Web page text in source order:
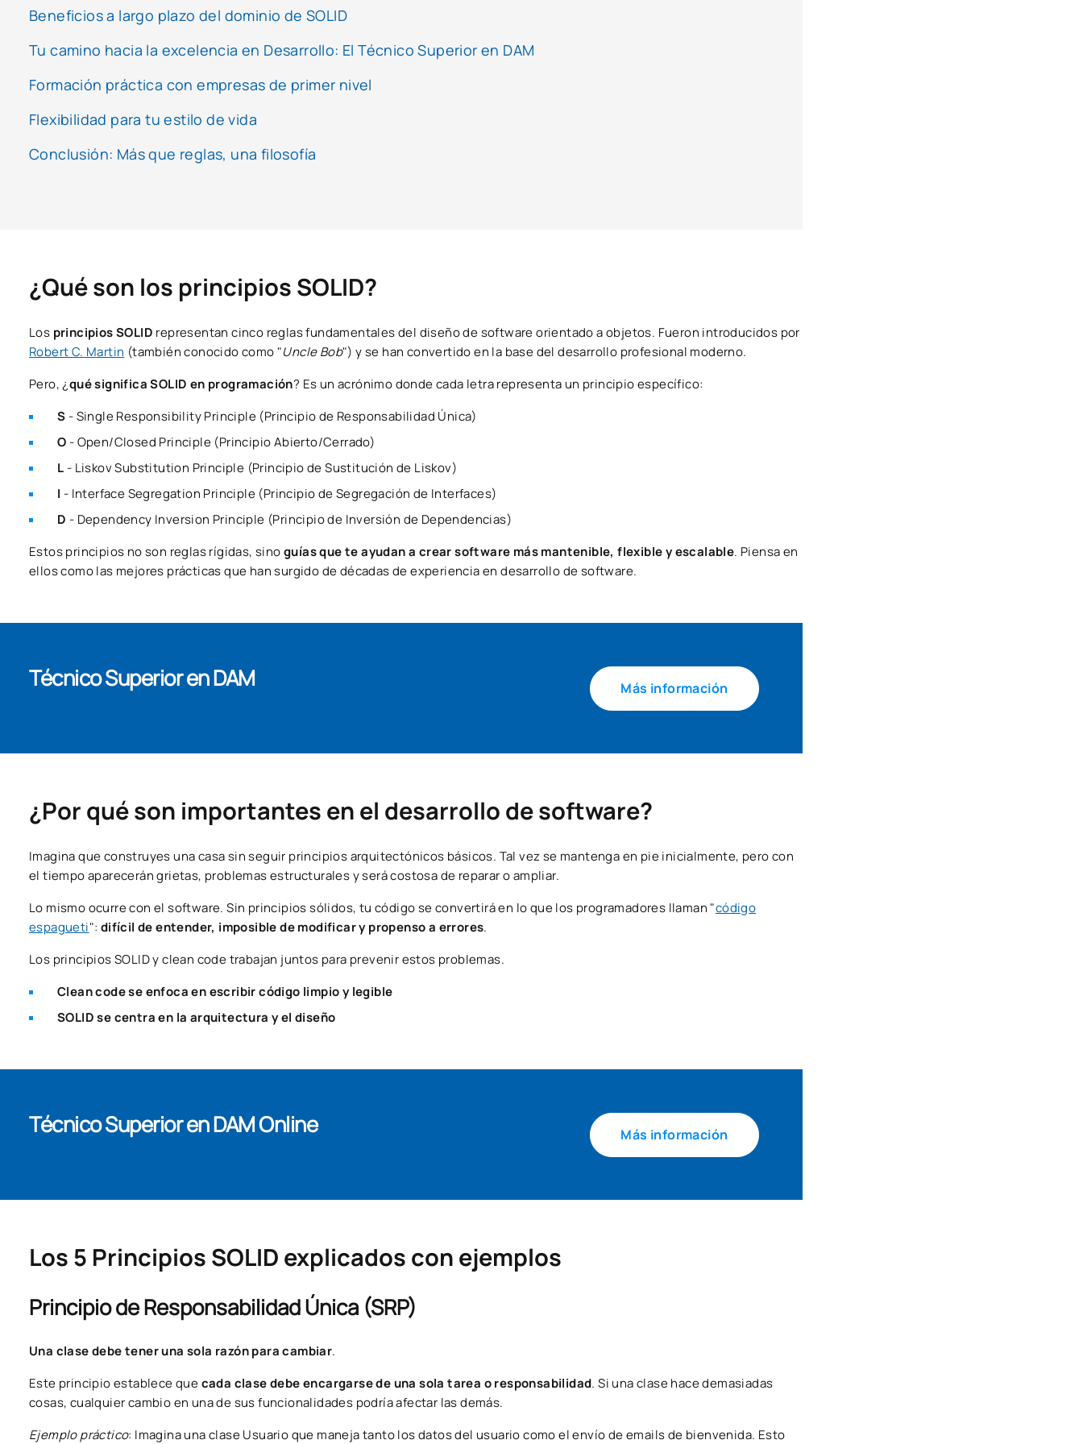
Beneficios a largo plazo del dominio de SOLID
Tu camino hacia la excelencia en Desarrollo: El Técnico Superior en DAM
Formación práctica con empresas de primer nivel
Flexibilidad para tu estilo de vida
Conclusión: Más que reglas, una filosofía
¿Qué son los principios SOLID?
Los principios SOLID representan cinco reglas fundamentales del diseño de software orientado a objetos. Fueron introducidos por
Robert C. Martin (también conocido como "Uncle Bob") y se han convertido en la base del desarrollo profesional moderno.
Pero, ¿qué significa SOLID en programación? Es un acrónimo donde cada letra representa un principio específico:
S - Single Responsibility Principle (Principio de Responsabilidad Única)
O - Open/Closed Principle (Principio Abierto/Cerrado)
L - Liskov Substitution Principle (Principio de Sustitución de Liskov)
I - Interface Segregation Principle (Principio de Segregación de Interfaces)
D - Dependency Inversion Principle (Principio de Inversión de Dependencias)
Estos principios no son reglas rígidas, sinoguías que te ayudan a crear software más mantenible, flexible y escalable. Piensa en
ellos como las mejores prácticas que han surgido de décadas de experiencia en desarrollo de software.
Técnico Superior en DAM Más información
¿Por qué son importantes en el desarrollo de software?
Imagina que construyes una casa sin seguir principios arquitectónicos básicos. Tal vez se mantenga en pie inicialmente, pero con
el tiempo aparecerán grietas, problemas estructurales y será costosa de reparar o ampliar.
Lo mismo ocurre con el software. Sin principios sólidos, tu código se convertirá en lo que los programadores llaman "código
espagueti": difícil de entender, imposible de modificar y propenso a errores.
Los principios SOLID y clean code trabajan juntos para prevenir estos problemas.
Clean code se enfoca en escribir código limpio y legible
SOLID se centra en la arquitectura y el diseño
Técnico Superior en DAM Online Más información
Los 5 Principios SOLID explicados con ejemplos
Principio de Responsabilidad Única (SRP)
Una clase debe tener una sola razón para cambiar.
Este principio establece quecada clase debe encargarse de una sola tarea o responsabilidad. Si una clase hace demasiadas
cosas, cualquier cambio en una de sus funcionalidades podría afectar las demás.
Ejemplo práctico: Imagina una clase Usuario que maneja tanto los datos del usuario como el envío de emails de bienvenida. Esto